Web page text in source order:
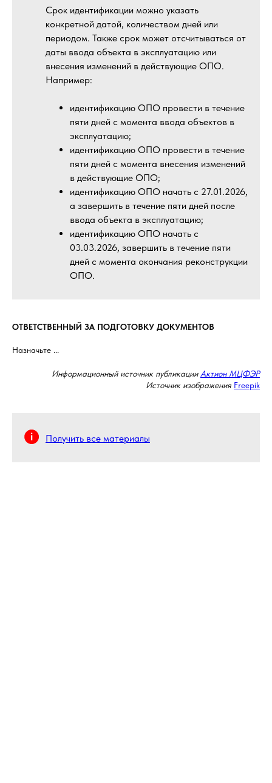
Срок идентификации можно указать
конкретной датой, количеством дней или
периодом. Также срок может отсчитываться от
даты ввода объекта в эксплуатацию или
внесения изменений в действующие ОПО.
Например:
идентификацию ОПО провести в течение
пяти дней с момента ввода объектов в
эксплуатацию;
идентификацию ОПО провести в течение
пяти дней с момента внесения изменений
в действующие ОПО;
идентификацию ОПО начать с 27.01.2026,
а завершить в течение пяти дней после
ввода объекта в эксплуатацию;
идентификацию ОПО начать с
03.03.2026, завершить в течение пяти
дней с момента окончания реконструкции
ОПО.
ОТВЕТСТВЕННЫЙ ЗА ПОДГОТОВКУ ДОКУМЕНТОВ
Назначьте ...
Информационный источник публикации Актион МЦФЭР
Источник изображения Freepik
Получить все материалы